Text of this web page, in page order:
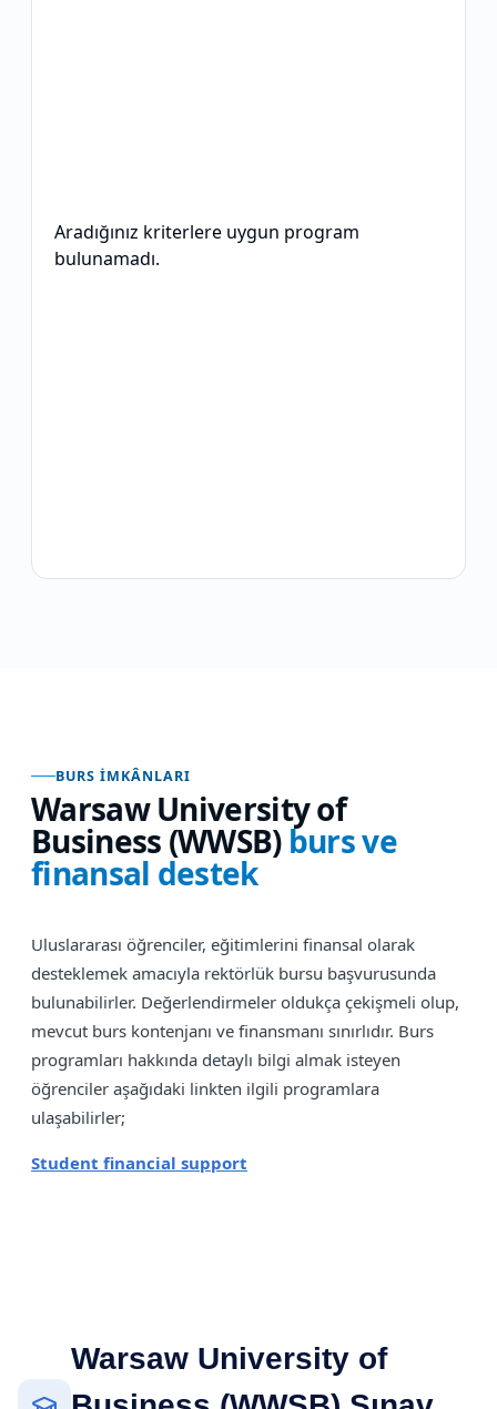
Aradığınız kriterlere uygun program
bulunamadı.
BURS İMKÂNLARI
Warsaw University of
Business (WWSB) burs ve
finansal destek
Uluslararası öğrenciler, eğitimlerini finansal olarak
desteklemek amacıyla rektörlük bursu başvurusunda
bulunabilirler. Değerlendirmeler oldukça çekişmeli olup,
mevcut burs kontenjanı ve finansmanı sınırlıdır. Burs
programları hakkında detaylı bilgi almak isteyen
öğrenciler aşağıdaki linkten ilgili programlara
ulaşabilirler;
Student financial support
Warsaw University of